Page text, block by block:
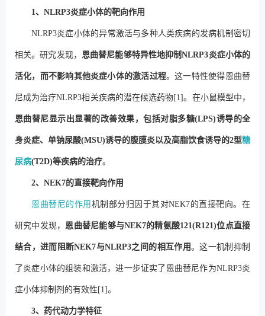
1、NLRP3炎症小体的靶向作用
NLRP3炎症小体的异常激活与多种人类疾病的发病机制密切
相关。研究发现， 恩曲替尼能够特异性地抑制NLRP3炎症小体的
活化，而不影响其他炎症小体的激活过程。这一特性使得恩曲替
尼成为治疗NLRP3相关疾病的潜在候选药物[1]。在小鼠模型中，
恩曲替尼显示出显著的改善效果，包括对脂多糖(LPS)诱导的全
身炎症、单钠尿酸(MSU)诱导的腹膜炎以及高脂饮食诱导的2型糖
尿病(T2D)等疾病的治疗。
2、NEK7的直接靶向作用
恩曲替尼的作用 机制部分归因于其对NEK7的直接靶向。在
研究中发现， 恩曲替尼能够与NEK7的精氨酸121(R121)位点直接
结合，进而阻断NEK7与NLRP3之间的相互作用。这一机制抑制
了炎症小体的组装和激活，进一步证实了恩曲替尼作为NLRP3炎
症小体抑制剂的有效性[1]。
3、药代动力学特征